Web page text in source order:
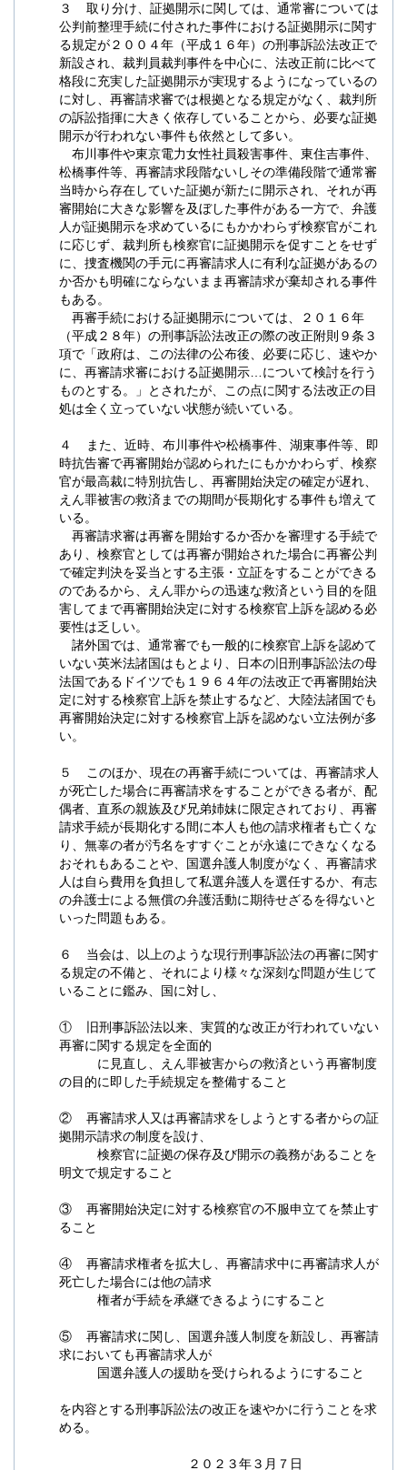
３ 取り分け、証拠開示に関しては、通常審については
公判前整理手続に付された事件における証拠開示に関す
る規定が２００４年（平成１６年）の刑事訴訟法改正で
新設され、裁判員裁判事件を中心に、法改正前に比べて
格段に充実した証拠開示が実現するようになっているの
に対し、再審請求審では根拠となる規定がなく、裁判所
の訴訟指揮に大きく依存していることから、必要な証拠
開示が行われない事件も依然として多い。
布川事件や東京電力女性社員殺害事件、東住吉事件、
松橋事件等、再審請求段階ないしその準備段階で通常審
当時から存在していた証拠が新たに開示され、それが再
審開始に大きな影響を及ぼした事件がある一方で、弁護
人が証拠開示を求めているにもかかわらず検察官がこれ
に応じず、裁判所も検察官に証拠開示を促すことをせず
に、捜査機関の手元に再審請求人に有利な証拠があるの
か否かも明確にならないまま再審請求が棄却される事件
もある。
再審手続における証拠開示については、２０１６年
（平成２８年）の刑事訴訟法改正の際の改正附則９条３
項で「政府は、この法律の公布後、必要に応じ、速やか
に、再審請求審における証拠開示…について検討を行う
ものとする。」とされたが、この点に関する法改正の目
処は全く立っていない状態が続いている。
４ また、近時、布川事件や松橋事件、湖東事件等、即
時抗告審で再審開始が認められたにもかかわらず、検察
官が最高裁に特別抗告し、再審開始決定の確定が遅れ、
えん罪被害の救済までの期間が長期化する事件も増えて
いる。
再審請求審は再審を開始するか否かを審理する手続で
あり、検察官としては再審が開始された場合に再審公判
で確定判決を妥当とする主張・立証をすることができる
のであるから、えん罪からの迅速な救済という目的を阻
害してまで再審開始決定に対する検察官上訴を認める必
要性は乏しい。
諸外国では、通常審でも一般的に検察官上訴を認めて
いない英米法諸国はもとより、日本の旧刑事訴訟法の母
法国であるドイツでも１９６４年の法改正で再審開始決
定に対する検察官上訴を禁止するなど、大陸法諸国でも
再審開始決定に対する検察官上訴を認めない立法例が多
い。
５ このほか、現在の再審手続については、再審請求人
が死亡した場合に再審請求をすることができる者が、配
偶者、直系の親族及び兄弟姉妹に限定されており、再審
請求手続が長期化する間に本人も他の請求権者も亡くな
り、無辜の者が汚名をすすぐことが永遠にできなくなる
おそれもあることや、国選弁護人制度がなく、再審請求
人は自ら費用を負担して私選弁護人を選任するか、有志
の弁護士による無償の弁護活動に期待せざるを得ないと
いった問題もある。
６ 当会は、以上のような現行刑事訴訟法の再審に関す
る規定の不備と、それにより様々な深刻な問題が生じて
いることに鑑み、国に対し、
① 旧刑事訴訟法以来、実質的な改正が行われていない
再審に関する規定を全面的
に見直し、えん罪被害からの救済という再審制度
の目的に即した手続規定を整備すること
② 再審請求人又は再審請求をしようとする者からの証
拠開示請求の制度を設け、
検察官に証拠の保存及び開示の義務があることを
明文で規定すること
③ 再審開始決定に対する検察官の不服申立てを禁止す
ること
④ 再審請求権者を拡大し、再審請求中に再審請求人が
死亡した場合には他の請求
権者が手続を承継できるようにすること
⑤ 再審請求に関し、国選弁護人制度を新設し、再審請
求においても再審請求人が
国選弁護人の援助を受けられるようにすること
を内容とする刑事訴訟法の改正を速やかに行うことを求
める。
２０２３年３月７日